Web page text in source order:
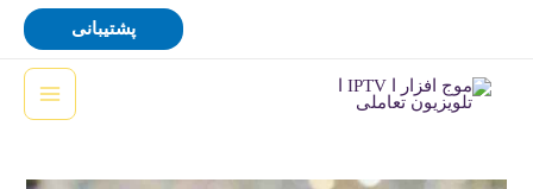
پشتیبانی